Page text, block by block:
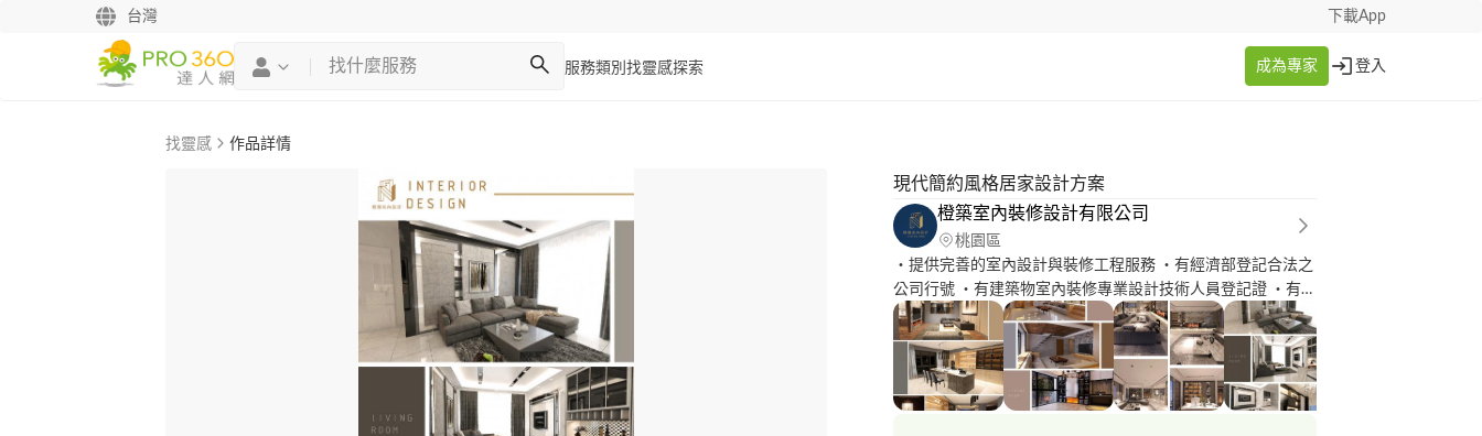
台灣 下載App
服務類別 找靈感探索 成為專家 登入
找靈感 作品詳情
現代簡約風格居家設計方案
橙築室內裝修設計有限公司
桃園區
‧提供完善的室內設計與裝修工程服務 ‧有經濟部登記合法之
公司行號 ‧有建築物室內裝修專業設計技術人員登記證 ‧有建
築物室內裝修專業施工技術人員登記證 ‧有內政部營建署核發
之建築物室內裝修業登記證 ‧自有工班：水電/泥做/拆除/防
水/油漆 ‧從業十年以上設計師團隊設計規劃您對於空間的夢
想 ‧北歐/現代/工業/古典/奢華，風格豐富 ‧小坪數空間至獨
棟別墅皆有案例可參考 ‧更多作品請參考官網或粉絲團 ‧面對